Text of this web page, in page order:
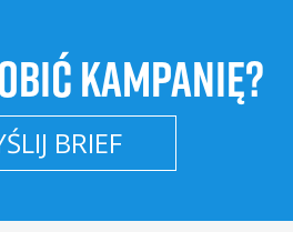
KAMPANIĘ?
BRIEF